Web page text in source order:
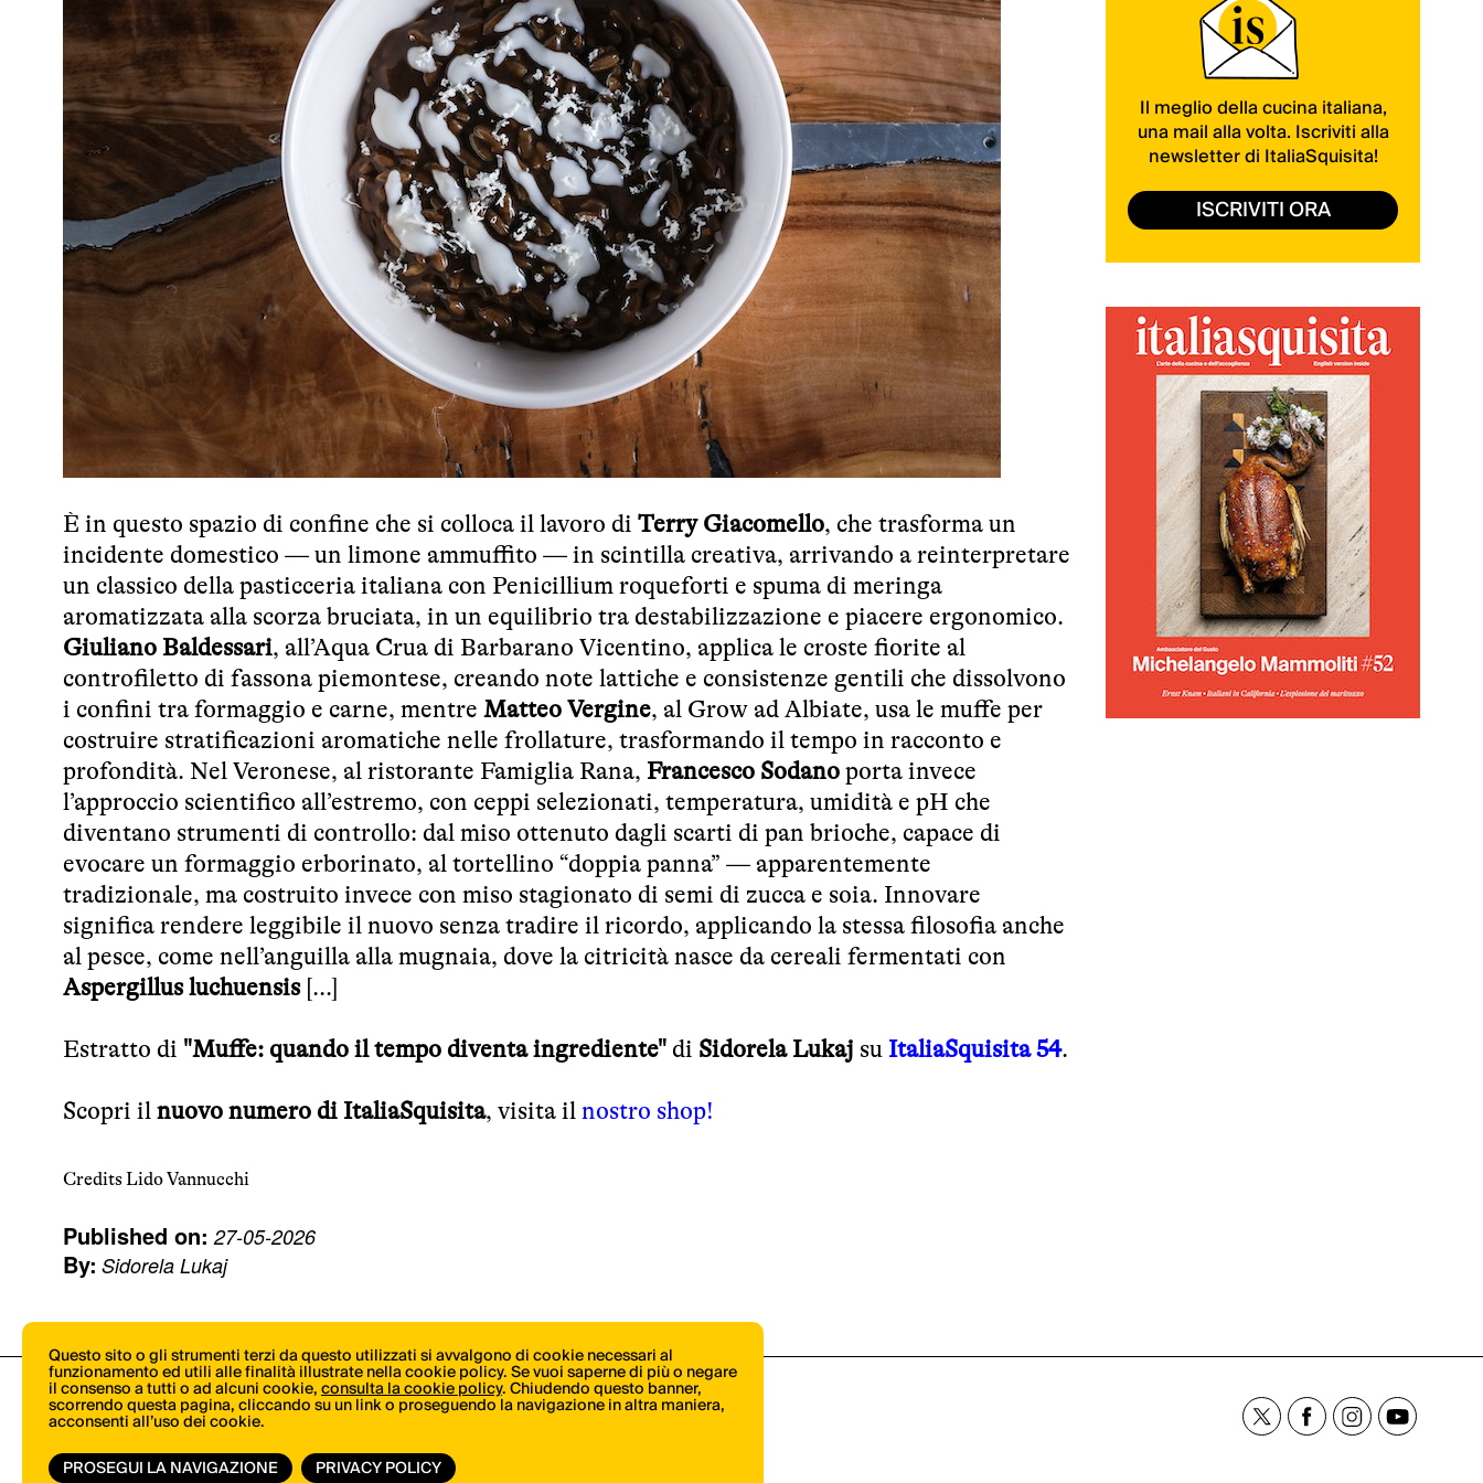
È in questo spazio di confine che si colloca il lavoro di Terry Giacomello, che trasforma un
incidente domestico — un limone ammuffito — in scintilla creativa, arrivando a reinterpretare
un classico della pasticceria italiana con Penicillium roqueforti e spuma di meringa
aromatizzata alla scorza bruciata, in un equilibrio tra destabilizzazione e piacere ergonomico.
Giuliano Baldessari, all’Aqua Crua di Barbarano Vicentino, applica le croste fiorite al
controfiletto di fassona piemontese, creando note lattiche e consistenze gentili che dissolvono
i confini tra formaggio e carne, mentre Matteo Vergine, al Grow ad Albiate, usa le muffe per
costruire stratificazioni aromatiche nelle frollature, trasformando il tempo in racconto e
profondità. Nel Veronese, al ristorante Famiglia Rana, Francesco Sodano porta invece
l’approccio scientifico all’estremo, con ceppi selezionati, temperatura, umidità e pH che
diventano strumenti di controllo: dal miso ottenuto dagli scarti di pan brioche, capace di
evocare un formaggio erborinato, al tortellino “doppia panna” — apparentemente
tradizionale, ma costruito invece con miso stagionato di semi di zucca e soia. Innovare
significa rendere leggibile il nuovo senza tradire il ricordo, applicando la stessa filosofia anche
al pesce, come nell’anguilla alla mugnaia, dove la citricità nasce da cereali fermentati con
Aspergillus luchuensis[...]
Estratto di "Muffe: quando il tempo diventa ingrediente" di Sidorela Lukaj su ItaliaSquisita 54.
Scopri il nuovo numero di ItaliaSquisita, visita il nostro shop!
Credits Lido Vannucchi
Published on: 27-05-2026
By: Sidorela Lukaj
Il meglio della cucina italiana,
una mail alla volta. Iscriviti alla
newsletter di ItaliaSquisita!
ISCRIVITI ORA
Questo sito o gli strumenti terzi da questo utilizzati si avvalgono di cookie necessari al
funzionamento ed utili alle finalità illustrate nella cookie policy. Se vuoi saperne di più o negare
il consenso a tutti o ad alcuni cookie,consulta la cookie policy. Chiudendo questo banner,
scorrendo questa pagina, cliccando su un link o proseguendo la navigazione in altra maniera,
acconsenti all’uso dei cookie.
PROSEGUI LA NAVIGAZIONE
PRIVACY POLICY